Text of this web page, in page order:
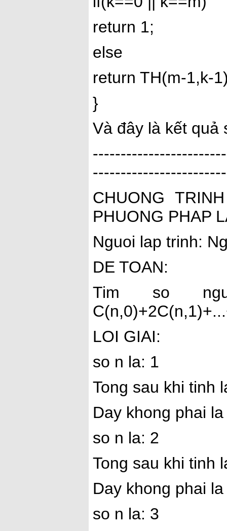
return 1;
else
return TH(m-1,k-
}
Và đây là kết quả
CHUONG
PHUONG PHAP
Nguoi lap trinh:
DE TOAN:
Tim so
LOI GIAI:
so n la: 1
Tong sau khi tinh
Day khong phai
so n la: 2
Tong sau khi tinh
Day khong phai
so n la: 3